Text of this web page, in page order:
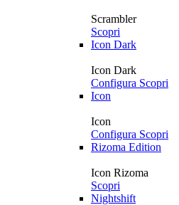
Scrambler
Scopri
Icon Dark
Icon Dark
Configura Scopri
Icon
Icon
Configura Scopri
Rizoma Edition
Icon Rizoma
Scopri
Nightshift